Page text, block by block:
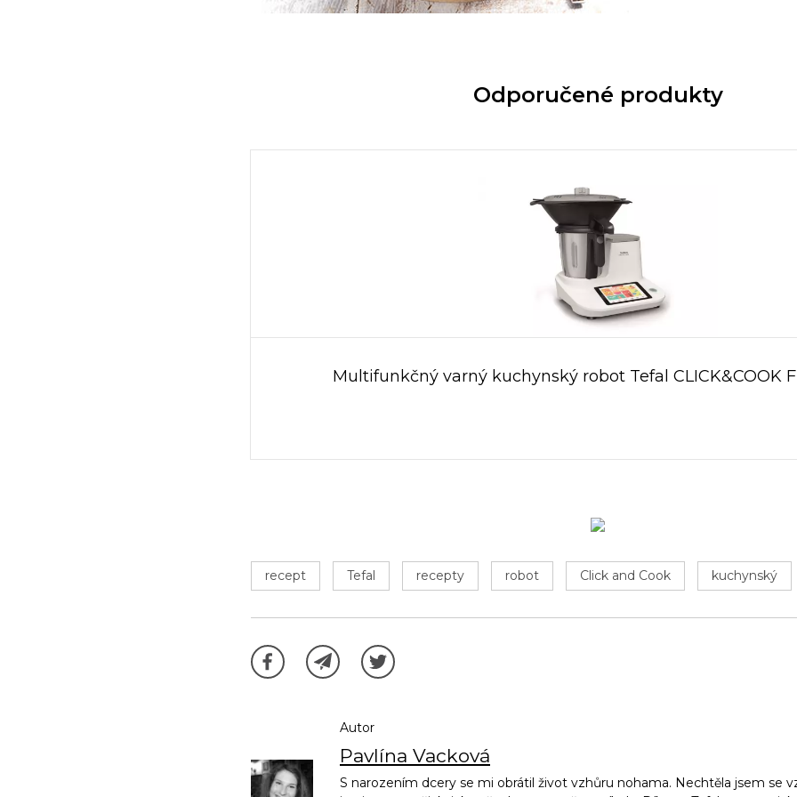
Odporučené produkty
Multifunkčný varný kuchynský robot Tefal CLICK&COOK
recept Tefal recepty robot Click and Cook kuchynský
Autor
Pavlína Vacková
S narozením dcery se mi obrátil život vzhůru nohama. Nechtěla jsem se